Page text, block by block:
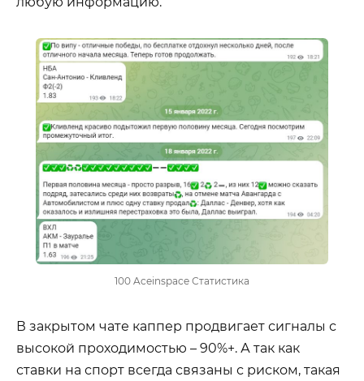
100 Aceinspace Статистика
В закрытом чате каппер продвигает сигналы с
высокой проходимостью – 90%+. А так как
ставки на спорт всегда связаны с риском, такая